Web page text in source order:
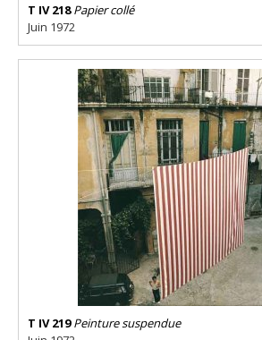
T IV 218 Papier collé
Juin 1972
T IV 219 Peinture suspendue